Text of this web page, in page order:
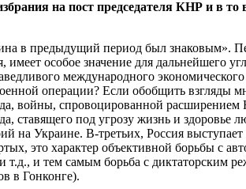
на пост председателя КНР и в то
в предыдущий период был знаковым».
особое значение для дальнейшего
международного
операции? Если обобщить взгляды
войны, спровоцированной
под угрозу жизнь и здоровье
на Украине. В-третьих, Россия
это характер объективной борьбы с
и тем самым борьба с диктаторским
в Гонконге).